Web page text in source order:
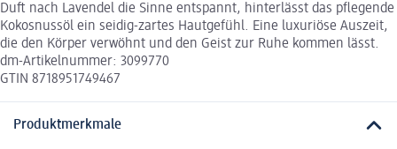
Duft nach Lavendel die Sinne entspannt, hinterlässt das pflegende
Kokosnussöl ein seidig-zartes Hautgefühl. Eine luxuriöse Auszeit,
die den Körper verwöhnt und den Geist zur Ruhe kommen lässt.
dm-Artikelnummer: 3099770
GTIN 8718951749467
Produktmerkmale